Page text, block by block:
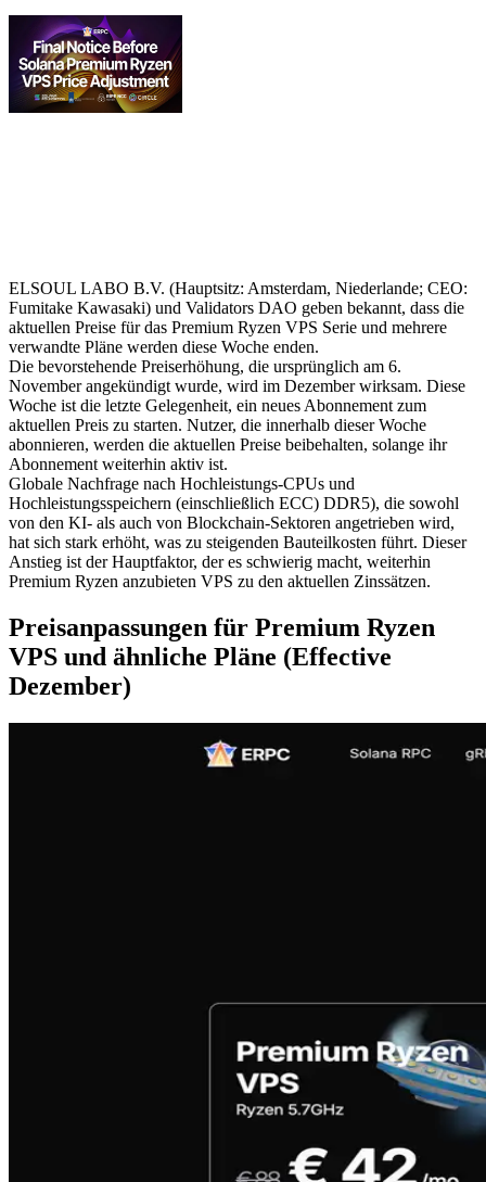
ELSOUL LABO B.V. (Hauptsitz: Amsterdam, Niederlande; CEO:
Fumitake Kawasaki) und Validators DAO geben bekannt, dass die
aktuellen Preise für das Premium Ryzen VPS Serie und mehrere
verwandte Pläne werden diese Woche enden.
Die bevorstehende Preiserhöhung, die ursprünglich am 6.
November angekündigt wurde, wird im Dezember wirksam. Diese
Woche ist die letzte Gelegenheit, ein neues Abonnement zum
aktuellen Preis zu starten. Nutzer, die innerhalb dieser Woche
abonnieren, werden die aktuellen Preise beibehalten, solange ihr
Abonnement weiterhin aktiv ist.
Globale Nachfrage nach Hochleistungs-CPUs und
Hochleistungsspeichern (einschließlich ECC) DDR5), die sowohl
von den KI- als auch von Blockchain-Sektoren angetrieben wird,
hat sich stark erhöht, was zu steigenden Bauteilkosten führt. Dieser
Anstieg ist der Hauptfaktor, der es schwierig macht, weiterhin
Premium Ryzen anzubieten VPS zu den aktuellen Zinssätzen.
Preisanpassungen für Premium Ryzen
VPS und ähnliche Pläne (Effective
Dezember)